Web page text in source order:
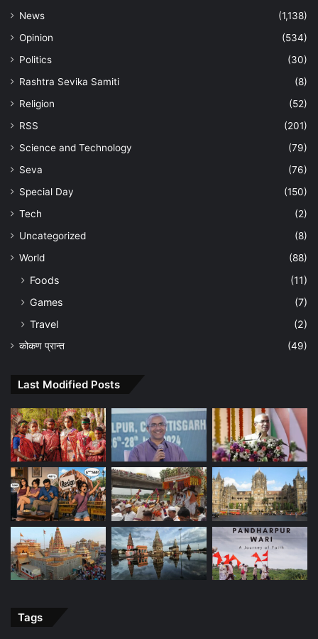
News
(1,138)
Opinion
(534)
Politics
(30)
Rashtra Sevika Samiti
(8)
Religion
(52)
RSS
(201)
Science and Technology
(79)
Seva
(76)
Special Day
(150)
Tech
(2)
Uncategorized
(8)
World
(88)
Foods
(11)
Games
(7)
Travel
(2)
कोकण प्रान्त (49)
Last Modified Posts
Tags